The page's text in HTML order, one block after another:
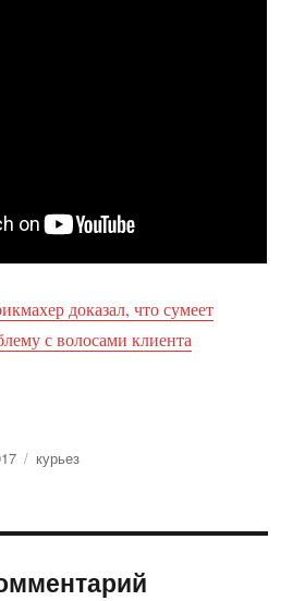
доказал, что сумеет
с волосами клиента
Метки
курьез